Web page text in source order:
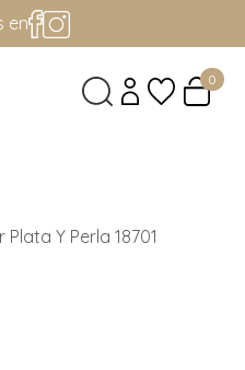
en
0
Y Perla 18701